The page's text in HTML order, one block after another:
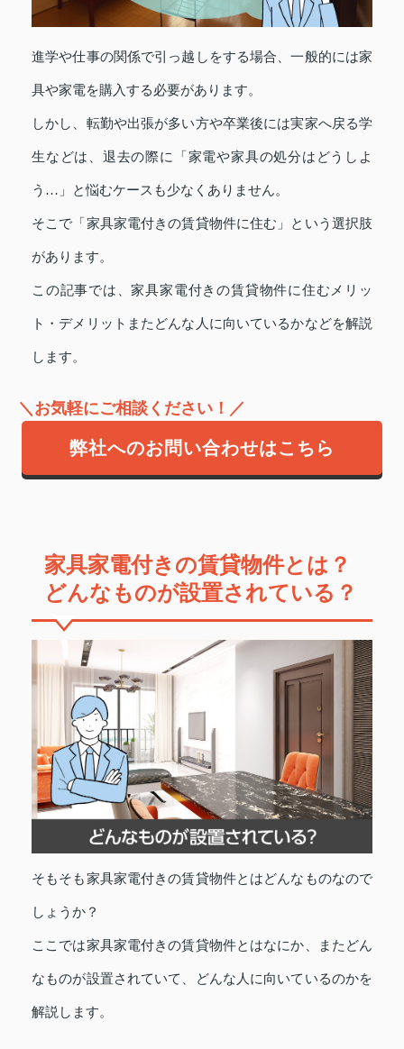
進学や仕事の関係で引っ越しをする場合、一般的には家
具や家電を購入する必要があります。
しかし、転勤や出張が多い方や卒業後には実家へ戻る学
生などは、退去の際に「家電や家具の処分はどうしよ
う…」と悩むケースも少なくありません。
そこで「家具家電付きの賃貸物件に住む」という選択肢
があります。
この記事では、家具家電付きの賃貸物件に住むメリッ
ト・デメリットまたどんな人に向いているかなどを解説
します。
＼お気軽にご相談ください！／
弊社へのお問い合わせはこちら
家具家電付きの賃貸物件とは？
どんなものが設置されている？
そもそも家具家電付きの賃貸物件とはどんなものなので
しょうか？
ここでは家具家電付きの賃貸物件とはなにか、またどん
なものが設置されていて、どんな人に向いているのかを
解説します。